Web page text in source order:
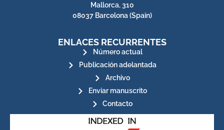
Mallorca, 310
08037 Barcelona (Spain)
ENLACES RECURRENTES
Número actual
Publicación adelantada
Archivo
Enviar manuscrito
Contacto